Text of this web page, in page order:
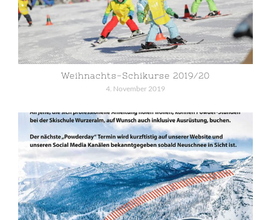
Weihnachts-Schikurse 2019/20
4. November 2019